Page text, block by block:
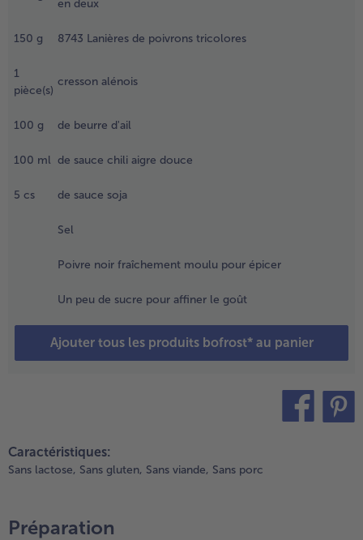
- 5 € à l’achat de 7 menus au choix
en deux
150 g 8743 Lanières de poivrons tricolores
1
pièce(s)
cresson alénois
100 g de beurre d'ail
100 ml de sauce chili aigre douce
5 cs de sauce soja
Sel
Poivre noir fraîchement moulu pour épicer
Un peu de sucre pour affiner le goût
Ajouter tous les produits bofrost* au panier
cerise,
le
de
et la
douce,
le ragoût
sauce
de
Caractéristiques:
Sans lactose, Sans gluten, Sans viande, Sans porc
Préparation